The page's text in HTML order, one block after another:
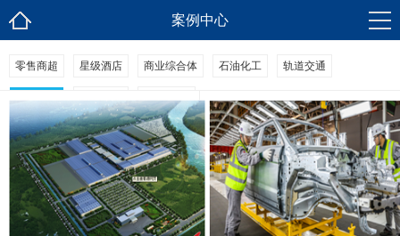
案例中心
零售商超 星级酒店 商业综合体 石油化工 轨道交通
汽车制造 港口码头 AMOLED